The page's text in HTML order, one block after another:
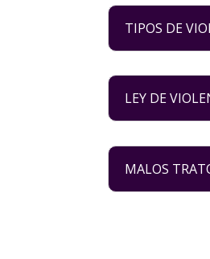
TIPOS DE
LEY DE
MALOS